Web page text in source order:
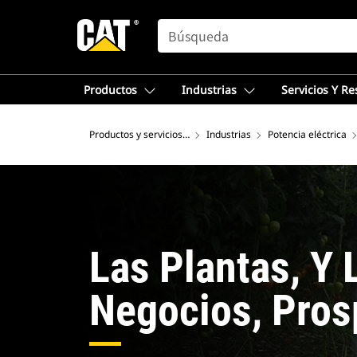
SEARCH
Productos Industrias Servicios Y
Productos y servicios – Norteamérica
Industrias Potencia eléctrica
Las Plantas, Y
Negocios,